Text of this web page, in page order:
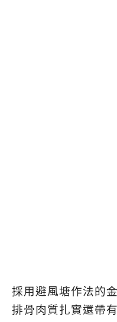
採用避風塘作法的
排骨肉質扎實還帶